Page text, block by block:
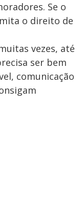
Se o
o direito de
vezes, até
ser bem
comunicação